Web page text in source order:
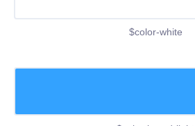
$color-white